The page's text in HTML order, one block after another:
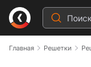
Главная Решетки